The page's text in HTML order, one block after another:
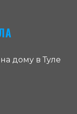
дому в Туле